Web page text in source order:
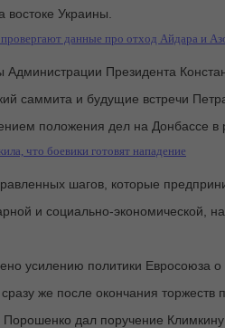
востоке Украины.
данные про отход Айдара и
Президента
саммита и будущие встречи
положения дел на Донбассе в
что боевики готовят нападение
шагов, которые
и социально-экономической,
усилению политики Евросоюза
же после окончания
дал поручение